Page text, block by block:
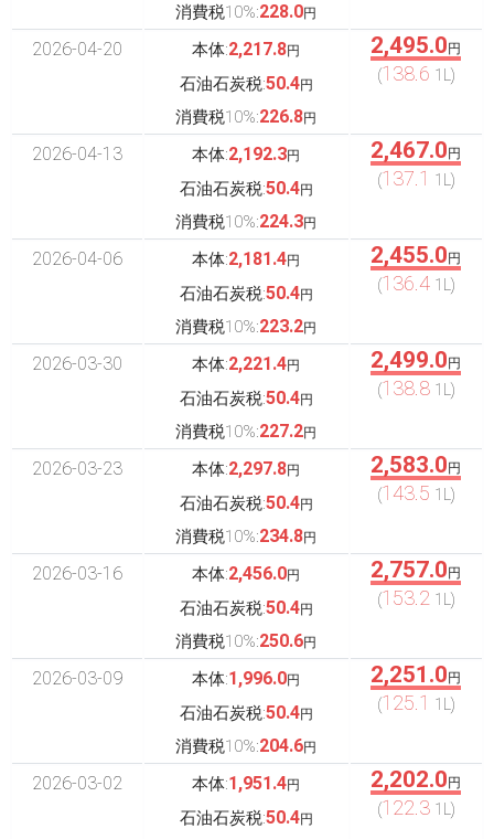
消費税10%:228.0円
2026-04-20 本体:2,217.8円
石油石炭税:50.4円
消費税10%:226.8円
2,495.0 円
(138.6 1L)
2026-04-13 本体:2,192.3円
石油石炭税:50.4円
消費税10%:224.3円
2,467.0 円
(137.1 1L)
2026-04-06 本体:2,181.4円
石油石炭税:50.4円
消費税10%:223.2円
2,455.0 円
(136.41L)
2026-03-30 本体:2,221.4円
石油石炭税:50.4円
消費税10%:227.2円
2,499.0 円
(138.81L)
2026-03-23 本体:2,297.8円
石油石炭税:50.4円
消費税10%:234.8円
2,583.0 円
(143.5 1L)
2026-03-16 本体:2,456.0円
石油石炭税:50.4円
消費税10%:250.6円
2,757.0 円
(153.2 1L)
2026-03-09 本体:1,996.0円
石油石炭税:50.4円
消費税10%:204.6円
2,251.0 円
(125.1 1L)
2026-03-02 本体:1,951.4円
石油石炭税:50.4円
2,202.0 円
(122.31L)